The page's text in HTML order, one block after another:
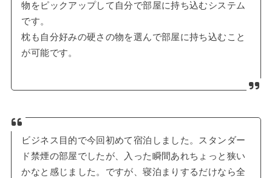
物をピックアップして自分で部屋に持ち込むシステム
です。
枕も自分好みの硬さの物を選んで部屋に持ち込むこと
が可能です。
ビジネス目的で今回初めて宿泊しました。スタンダー
ド禁煙の部屋でしたが、入った瞬間あれちょっと狭い
かなと感じました。ですが、寝泊まりするだけなら全